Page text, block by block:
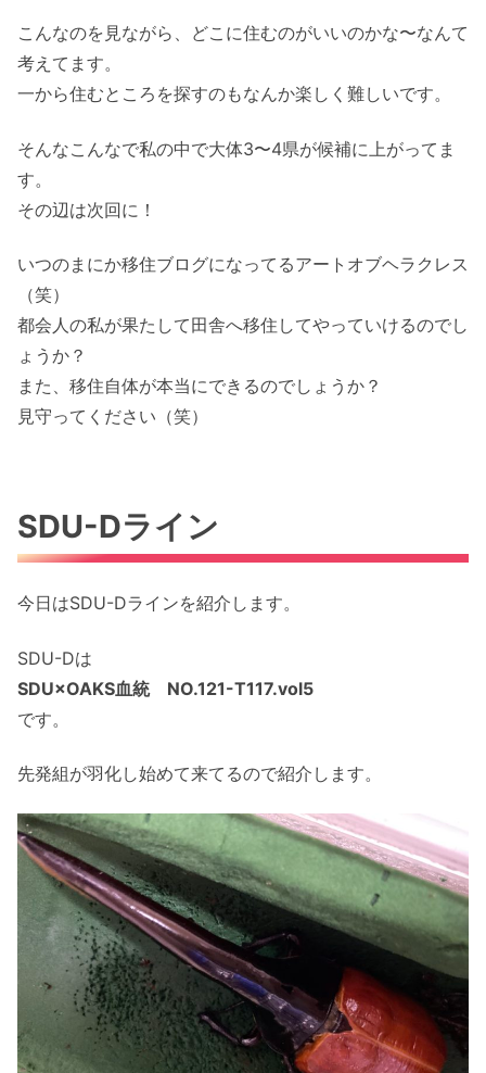
こんなのを見ながら、どこに住むのがいいのかな〜なんて
考えてます。
一から住むところを探すのもなんか楽しく難しいです。
そんなこんなで私の中で大体3〜4県が候補に上がってま
す。
その辺は次回に！
いつのまにか移住ブログになってるアートオブヘラクレス
（笑）
都会人の私が果たして田舎へ移住してやっていけるのでし
ょうか？
また、移住自体が本当にできるのでしょうか？
見守ってください（笑）
SDU-Dライン
今日はSDU-Dラインを紹介します。
SDU-Dは
SDU×OAKS血統 NO.121-T117.vol5
です。
先発組が羽化し始めて来てるので紹介します。